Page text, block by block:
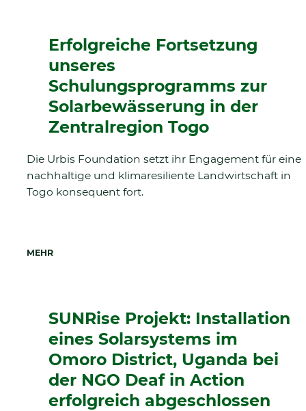
Erfolgreiche Fortsetzung
unseres
Schulungsprogramms zur
Solarbewässerung in der
Zentralregion Togo
Die Urbis Foundation setzt ihr Engagement für eine
nachhaltige und klimaresiliente Landwirtschaft in
Togo konsequent fort.
MEHR
SUNRise Projekt: Installation
eines Solarsystems im
Omoro District, Uganda bei
der NGO Deaf in Action
erfolgreich abgeschlossen